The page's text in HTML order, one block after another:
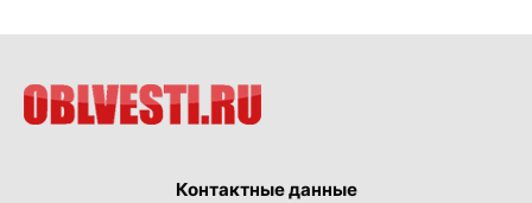
Контактные данные